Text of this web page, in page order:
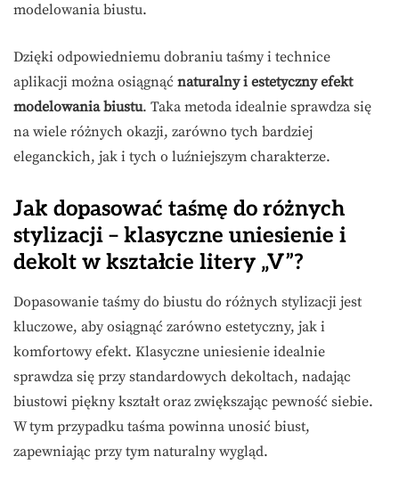
modelowania biustu.
Dzięki odpowiedniemu dobraniu taśmy i technice
aplikacji można osiągnąć naturalny i estetyczny efekt
modelowania biustu. Taka metoda idealnie sprawdza się
na wiele różnych okazji, zarówno tych bardziej
eleganckich, jak i tych o luźniejszym charakterze.
Jak dopasować taśmę do różnych
stylizacji – klasyczne uniesienie i
dekolt w kształcie litery „V”?
Dopasowanie taśmy do biustu do różnych stylizacji jest
kluczowe, aby osiągnąć zarówno estetyczny, jak i
komfortowy efekt. Klasyczne uniesienie idealnie
sprawdza się przy standardowych dekoltach, nadając
biustowi piękny kształt oraz zwiększając pewność siebie.
W tym przypadku taśma powinna unosić biust,
zapewniając przy tym naturalny wygląd.